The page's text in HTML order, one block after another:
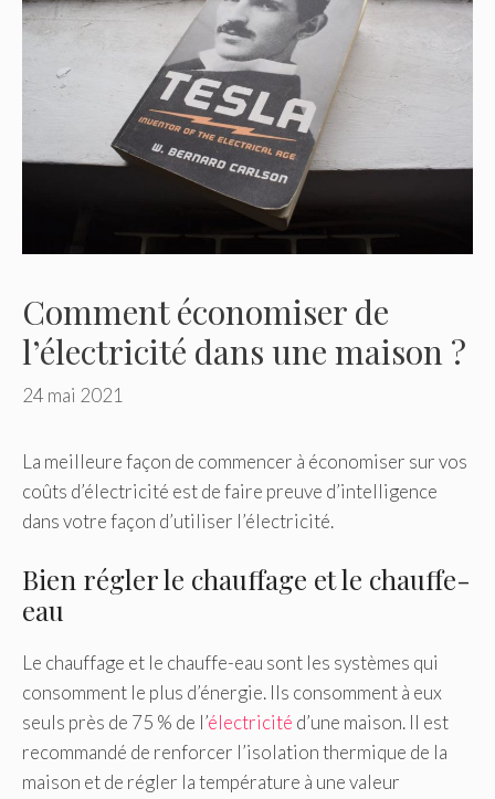
Comment économiser de
l’électricité dans une maison ?
24 mai 2021
La meilleure façon de commencer à économiser sur vos
coûts d’électricité est de faire preuve d’intelligence
dans votre façon d’utiliser l’électricité.
Bien régler le chauffage et le chauffe-
eau
Le chauffage et le chauffe-eau sont les systèmes qui
consomment le plus d’énergie. Ils consomment à eux
seuls près de 75 % de l’électricité d’une maison. Il est
recommandé de renforcer l’isolation thermique de la
maison et de régler la température à une valeur